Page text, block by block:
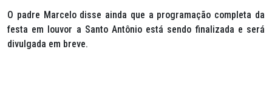
O padre Marcelo disse ainda que a programação completa da
festa em louvor a Santo Antônio está sendo finalizada e será
divulgada em breve.